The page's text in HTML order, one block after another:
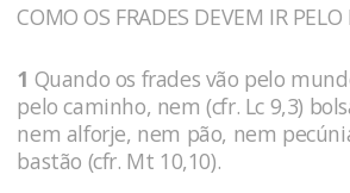
COMO OS FRADES DEVEM IR
1 Quando os frades vão pelo
pelo caminho, nem (cfr. Lc 9,3)
nem alforje, nem pão, nem
bastão (cfr. Mt 10,10).